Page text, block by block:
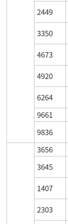
2449
3350
4673
4920
6264
9661
9836
3656
3645
1407
2303